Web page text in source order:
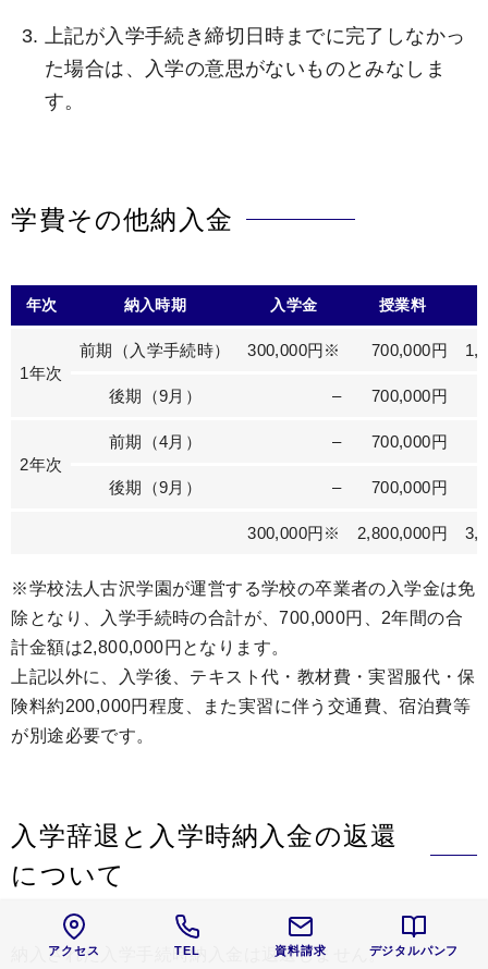
上記が入学手続き締切日時までに完了しなかっ
た場合は、入学の意思がないものとみなしま
す。
学費その他納入金
年次 納入時期 入学金 授業料
1年次
前期（入学手続時） 300,000円※ 700,000円
後期（9月） – 700,000円
2年次
前期（4月） – 700,000円
後期（9月） – 700,000円
300,000円※ 2,800,000円
※学校法人古沢学園が運営する学校の卒業者の入学金は免
除となり、入学手続時の合計が、700,000円、2年間の合
計金額は2,800,000円となります。
上記以外に、入学後、テキスト代・教材費・実習服代・保
険料約200,000円程度、また実習に伴う交通費、宿泊費等
が別途必要です。
入学辞退と入学時納入金の返還
について
納入された入学手続時納入金は返還しません。
アクセス TEL 資料請求 デジタルパンフ